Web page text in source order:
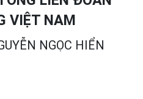
VIỆT NAM
NGỌC HIỂN